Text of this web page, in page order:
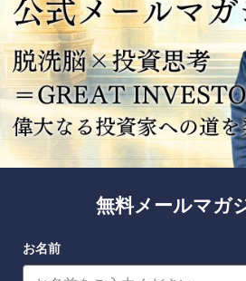
無料メールマガ
お名前